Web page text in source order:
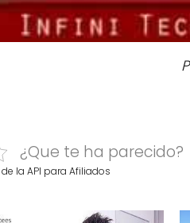
¿Que te ha parecido?
la API para Afiliados